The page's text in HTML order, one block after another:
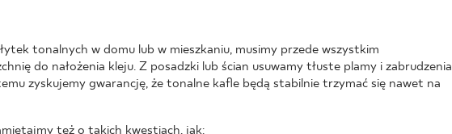
tonalnych w domu lub w mieszkaniu, musimy przede wszystkim
do nałożenia kleju. Z posadzki lub ścian usuwamy tłuste plamy i zabrudzenia
zyskujemy gwarancję, że tonalne kafle będą stabilnie trzymać się nawet na
też o takich kwestiach, jak: